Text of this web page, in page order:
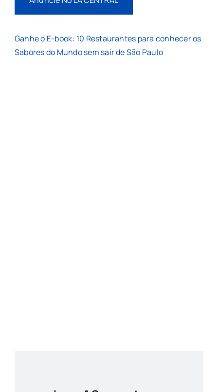
Ganhe o E-book: 10 Restaurantes para conhecer os
Sabores do Mundo sem sair de São Paulo